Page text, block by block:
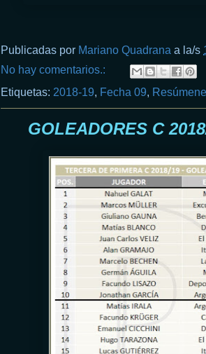
Publicadas por Mariano Quadrana a la/s
No hay comentarios.:
Etiquetas: 2018-19, Fecha 09,
GOLEADORES C